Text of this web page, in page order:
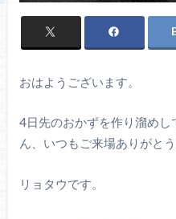
おはようございます。
4日先のおかずを作り溜めし
ん、いつもご来場ありがとう
リョタウです。